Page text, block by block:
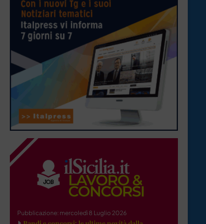
Pubblicazione: mercoledì 8 Luglio 2026